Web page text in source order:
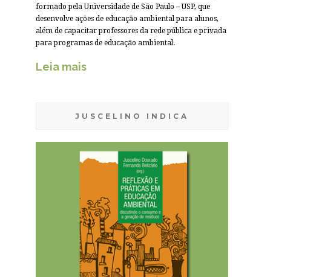
formado pela Universidade de São Paulo – USP, que
desenvolve ações de educação ambiental para alunos,
além de capacitar professores da rede pública e privada
para programas de educação ambiental.
Leia mais
JUSCELINO INDICA